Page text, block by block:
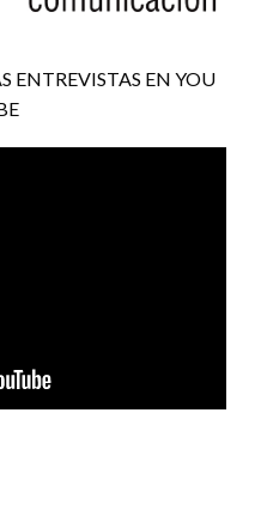
ENTREVISTAS EN YOU